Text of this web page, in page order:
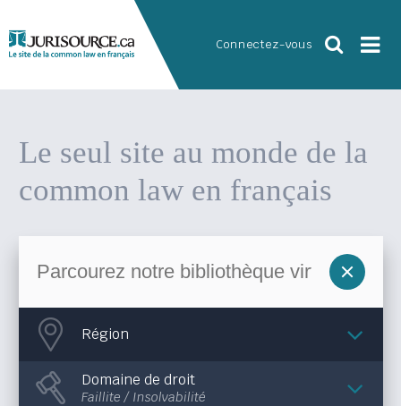
Connectez-vous
Le seul site au monde de la
common law en français
Région
Domaine de droit
Faillite / Insolvabilité